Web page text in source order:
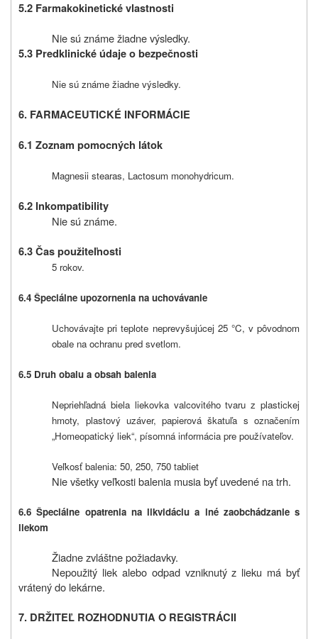
5.2 Farmakokinetické vlastnosti
Nie sú známe žiadne výsledky.
5.3 Predklinické údaje o bezpečnosti
Nie sú známe žiadne výsledky.
6. FARMACEUTICKÉ INFORMÁCIE
6.1 Zoznam pomocných látok
Magnesii stearas, Lactosum monohydricum.
6.2 Inkompatibility
Nie sú známe.
6.3 Čas použiteľnosti
5 rokov.
6.4 Špeciálne upozornenia na uchovávanie
Uchovávajte pri teplote neprevyšujúcej 25 °C, v pôvodnom
obale na ochranu pred svetlom.
6.5 Druh obalu a obsah balenia
Nepriehľadná biela liekovka valcovitého tvaru z plastickej
hmoty, plastový uzáver, papierová škatuľa s označením
„Homeopatický liek“, písomná informácia pre používateľov.
Veľkosť balenia: 50, 250, 750 tabliet
Nie všetky veľkosti balenia musia byť uvedené na trh.
6.6 Špeciálne opatrenia na likvidáciu a iné zaobchádzanie s
liekom
Žiadne zvláštne požiadavky.
Nepoužitý liek alebo odpad vzniknutý z lieku má byť
vrátený do lekárne.
7. DRŽITEĽ ROZHODNUTIA O REGISTRÁCII